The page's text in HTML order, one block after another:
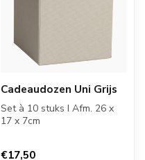
Cadeaudozen Uni Grijs
Set à 10 stuks I Afm. 26 x
17 x 7cm
€17,50